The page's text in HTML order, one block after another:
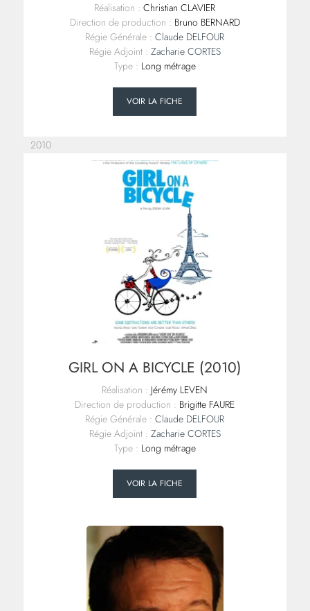
Réalisation : Christian CLAVIER
Direction de production : Bruno BERNARD
Régie Générale : Claude DELFOUR
Régie Adjoint : Zacharie CORTES
Type : Long métrage
VOIR LA FICHE
2010
GIRL ON A BICYCLE (2010)
Réalisation : Jérémy LEVEN
Direction de production : Brigitte FAURE
Régie Générale : Claude DELFOUR
Régie Adjoint : Zacharie CORTES
Type : Long métrage
VOIR LA FICHE